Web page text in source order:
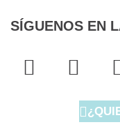
SÍGUENOS EN
F
a
T
w